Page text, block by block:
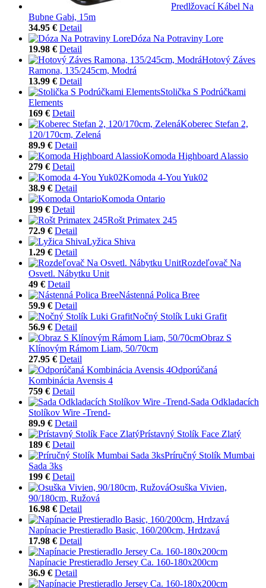
Predlžovací Kábel Na
Bubne Gabi, 15m
34.95 € Detail
Dóza Na Potraviny Lore
19.98 € Detail
Hotový Záves
Ramona, 135/245cm, Modrá
13.99 € Detail
Stolička S Podrúčkami
Elements
169 € Detail
Koberec Stefan 2,
120/170cm, Zelená
89.9 € Detail
Komoda Highboard Alassio
279 € Detail
Komoda 4-You Yuk02
38.9 € Detail
Komoda Ontario
199 € Detail
Rošt Primatex 245
72.9 € Detail
Lyžica Shiva
1.29 € Detail
Rozdeľovač Na
Osvetl. Nábytku Unit
49 € Detail
Nástenná Polica Bree
59.9 € Detail
Nočný Stolík Luki Grafit
56.9 € Detail
Obraz S
Klínovým Rámom Liam, 50/70cm
27.95 € Detail
Odporúčaná
Kombinácia Avensis 4
759 € Detail
Sada Odkladacích
Stolíkov Wire -Trend-
89.9 € Detail
Prístavný Stolík Face Zlatý
189 € Detail
Príručný Stolík Mumbai
Sada 3ks
199 € Detail
Osuška Vivien,
90/180cm, Ružová
16.98 € Detail
Napínacie Prestieradlo Basic, 160/200cm, Hrdzavá
17.98 € Detail
Napínacie Prestieradlo Jersey Ca. 160-180x200cm
36.9 € Detail